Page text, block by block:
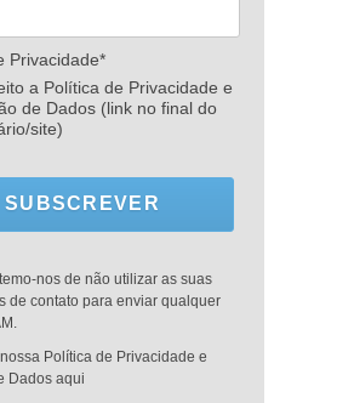
Privacidade*
a Política de Privacidade e
de Dados (link no final do
site)
SUBSCREVER
nos de não utilizar as suas
de contato para enviar qualquer
Política de Privacidade e
Dados aqui